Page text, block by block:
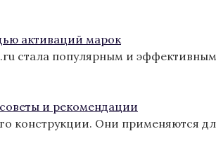
активаций марок
стала популярным и
и рекомендации
конструкции. Они применяются